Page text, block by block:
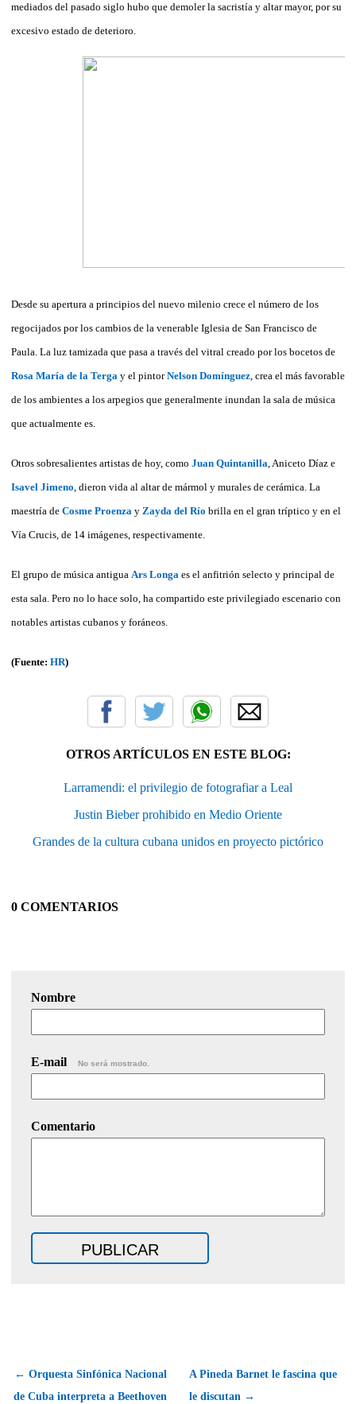
mediados del pasado siglo hubo que demoler la sacristía y altar mayor, por su
excesivo estado de deterioro.
Desde su apertura a principios del nuevo milenio crece el número de los
regocijados por los cambios de la venerable Iglesia de San Francisco de
Paula. La luz tamizada que pasa a través del vitral creado por los bocetos de
Rosa María de la Terga y el pintorNelson Domínguez, crea el más favorable
de los ambientes a los arpegios que generalmente inundan la sala de música
que actualmente es.
Otros sobresalientes artistas de hoy, como Juan Quintanilla, Aniceto Díaz e
Isavel Jimeno, dieron vida al altar de mármol y murales de cerámica. La
maestría de Cosme Proenza y Zayda del Río brilla en el gran tríptico y en el
Vía Crucis, de 14 imágenes, respectivamente.
El grupo de música antigua Ars Longa es el anfitrión selecto y principal de
esta sala. Pero no lo hace solo, ha compartido este privilegiado escenario con
notables artistas cubanos y foráneos.
(Fuente: HR)
OTROS ARTÍCULOS EN ESTE BLOG:
Larramendi: el privilegio de fotografiar a Leal
Justin Bieber prohibido en Medio Oriente
Grandes de la cultura cubana unidos en proyecto pictórico
0 COMENTARIOS
Nombre
E-mail No será mostrado.
Comentario
← Orquesta Sinfónica Nacional
de Cuba interpreta a Beethoven
A Pineda Barnet le fascina que
le discutan →